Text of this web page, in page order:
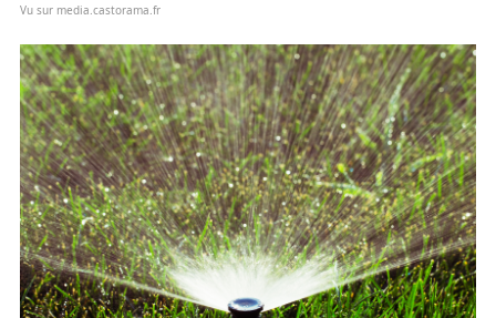
Vu sur media.castorama.fr